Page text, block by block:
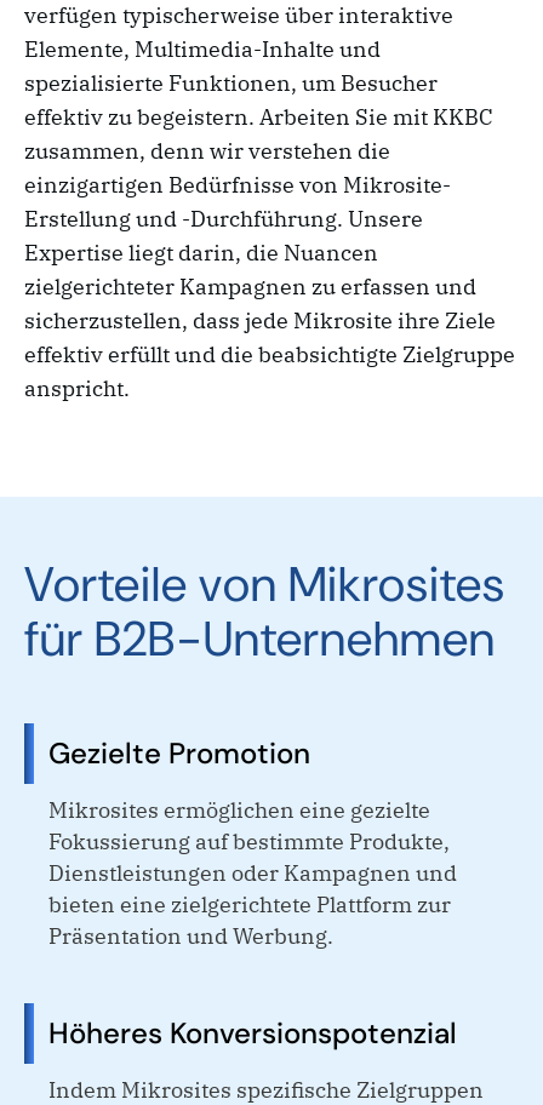
verfügen typischerweise über interaktive
Elemente, Multimedia-Inhalte und
spezialisierte Funktionen, um Besucher
effektiv zu begeistern. Arbeiten Sie mit KKBC
zusammen, denn wir verstehen die
einzigartigen Bedürfnisse von Mikrosite-
Erstellung und -Durchführung. Unsere
Expertise liegt darin, die Nuancen
zielgerichteter Kampagnen zu erfassen und
sicherzustellen, dass jede Mikrosite ihre Ziele
effektiv erfüllt und die beabsichtigte Zielgruppe
anspricht.
Vorteile von Mikrosites
für B2B-Unternehmen
Gezielte Promotion
Mikrosites ermöglichen eine gezielte
Fokussierung auf bestimmte Produkte,
Dienstleistungen oder Kampagnen und
bieten eine zielgerichtete Plattform zur
Präsentation und Werbung.
Höheres Konversionspotenzial
Indem Mikrosites spezifische Zielgruppen